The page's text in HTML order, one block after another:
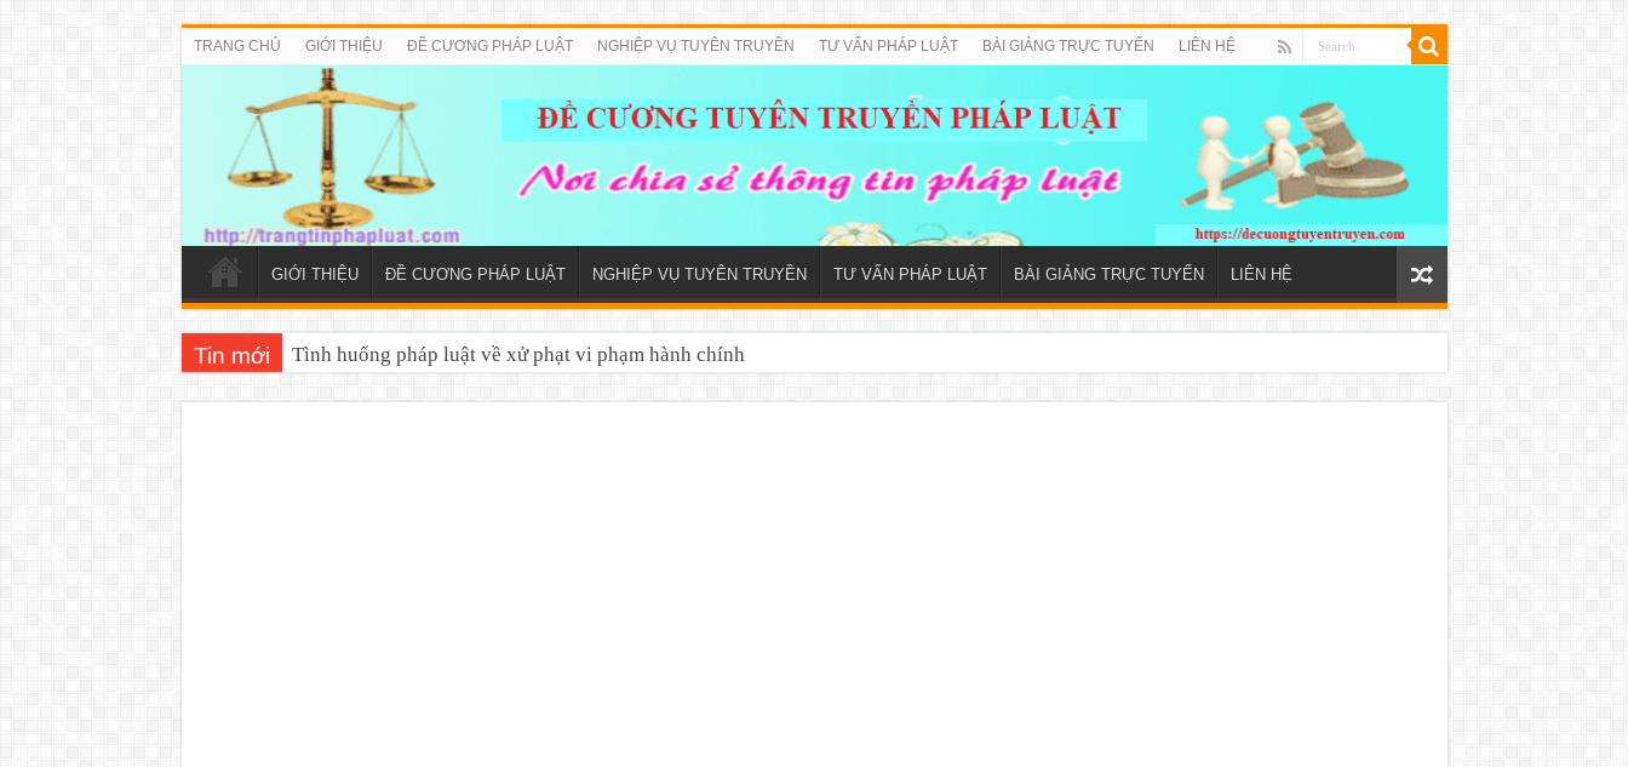
TRANG CHỦ GIỚI THIỆU ĐỀ CƯƠNG PHÁP LUẬT NGHIỆP VỤ TUYÊN TRUYỀN TƯ VẤN PHÁP LUẬT BÀI GIẢNG TRỰC TUYẾN LIÊN HỆ
GIỚI THIỆU ĐỀ CƯƠNG PHÁP LUẬT NGHIỆP VỤ TUYÊN TRUYỀN TƯ VẤN PHÁP LUẬT BÀI GIẢNG TRỰC TUYẾN LIÊN HỆ
Tin mới Tình huống pháp luật về xử phạt vi phạm hành chính
Đề cương tuyên truyền Luật Tiếp cận thông tin 2026